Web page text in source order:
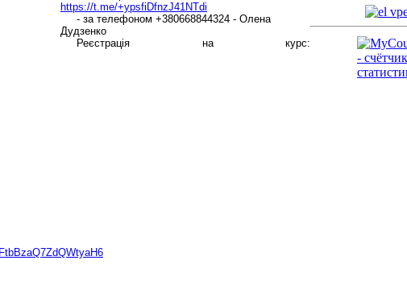
https://t.me/+ypsfiDfnzJ41NTdi
- за телефоном +380668844324 - Олена
Дудзенко
Реєстрація на курс: